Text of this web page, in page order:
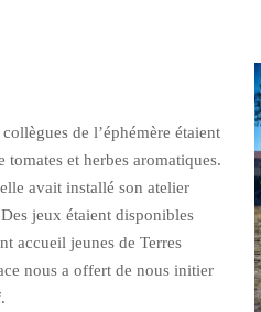
de l’éphémère étaient
tomates et herbes aromatiques.
avait installé son atelier
jeux étaient disponibles
accueil jeunes de Terres
nous a offert de nous initier